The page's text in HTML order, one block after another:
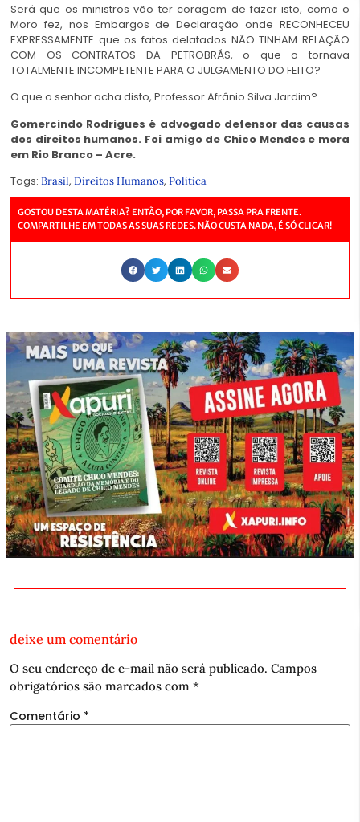
Será que os ministros vão ter coragem de fazer isto, como o
Moro fez, nos Embargos de Declaração onde RECONHECEU
EXPRESSAMENTE que os fatos delatados NÃO TINHAM RELAÇÃO
COM OS CONTRATOS DA PETROBRÁS, o que o tornava
TOTALMENTE INCOMPETENTE PARA O JULGAMENTO DO FEITO?
O que o senhor acha disto, Professor Afrânio Silva Jardim?
Gomercindo Rodrigues é advogado defensor das causas
dos direitos humanos. Foi amigo de Chico Mendes e mora
em Rio Branco – Acre.
Tags: Brasil, Direitos Humanos, Política
GOSTOU DESTA MATÉRIA? ENTÃO, POR FAVOR, PASSA PRA FRENTE.
COMPARTILHE EM TODAS AS SUAS REDES. NÃO CUSTA NADA, É SÓ CLICAR!
deixe um comentário
O seu endereço de e-mail não será publicado. Campos
obrigatórios são marcados com *
Comentário *